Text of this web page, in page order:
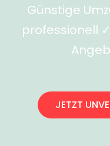
Günstige
professionell
JETZT